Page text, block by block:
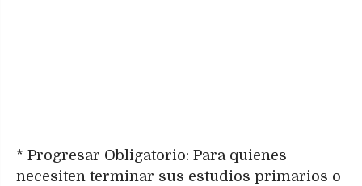
* Progresar Obligatorio: Para quienes
necesiten terminar sus estudios primarios o